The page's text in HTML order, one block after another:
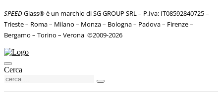
SPEEDGlass® è un marchio di SG GROUP SRL – P.Iva: IT08592840725–
Trieste – Roma – Milano – Monza – Bologna – Padova – Firenze –
Bergamo – Torino – Verona ©2009-2026
Cerca